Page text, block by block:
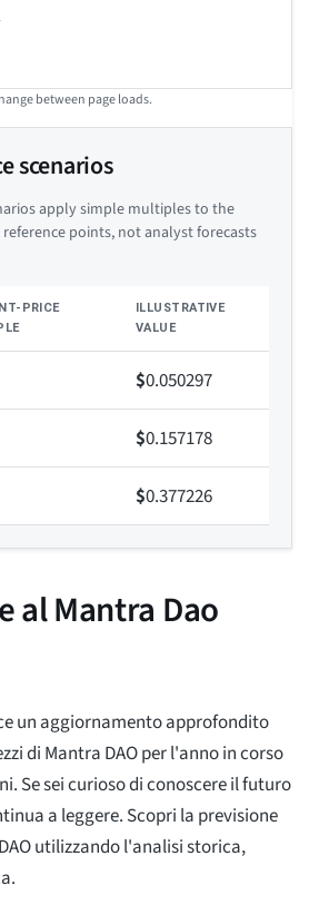
between page loads.
scenarios
apply simple multiples to the
points, not analyst forecasts
PRICE
ILLUSTRATIVE
VALUE
$0.050297
$0.157178
$0.377226
al Mantra Dao
un aggiornamento approfondito
di Mantra DAO per l'anno in corso
Se sei curioso di conoscere il futuro
a leggere. Scopri la previsione
utilizzando l'analisi storica,